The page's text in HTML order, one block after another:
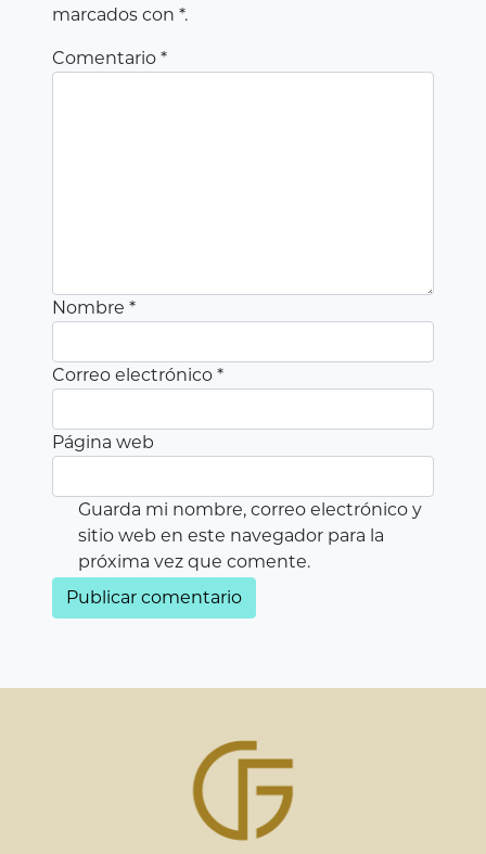
marcados con *.
Comentario *
Nombre *
Correo electrónico *
Página web
Guarda mi nombre, correo electrónico y
sitio web en este navegador para la
próxima vez que comente.